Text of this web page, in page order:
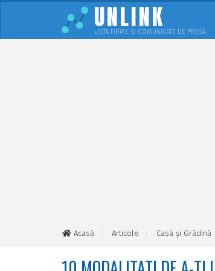
UNLINK
LISTA FIRME SI COMUNICATE DE PRESA
Acasă Articole Casă și Grădină